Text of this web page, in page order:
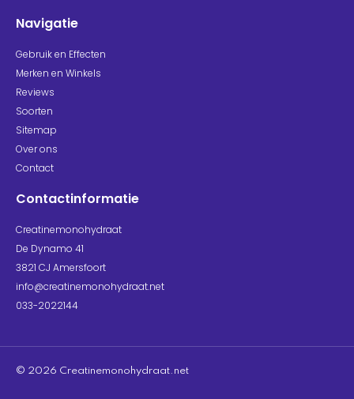
Navigatie
Gebruik en Effecten
Merken en Winkels
Reviews
Soorten
Sitemap
Over ons
Contact
Contactinformatie
Creatinemonohydraat
De Dynamo 41
3821 CJ Amersfoort
info@creatinemonohydraat.net
033-2022144
© 2026 Creatinemonohydraat.net​